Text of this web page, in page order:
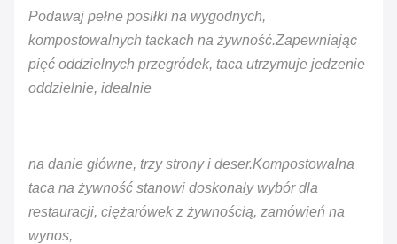
Podawaj pełne posiłki na wygodnych,
kompostowalnych tackach na żywność.Zapewniając
pięć oddzielnych przegródek, taca utrzymuje jedzenie
oddzielnie, idealnie
na danie główne, trzy strony i deser.Kompostowalna
taca na żywność stanowi doskonały wybór dla
restauracji, ciężarówek z żywnością, zamówień na
wynos,